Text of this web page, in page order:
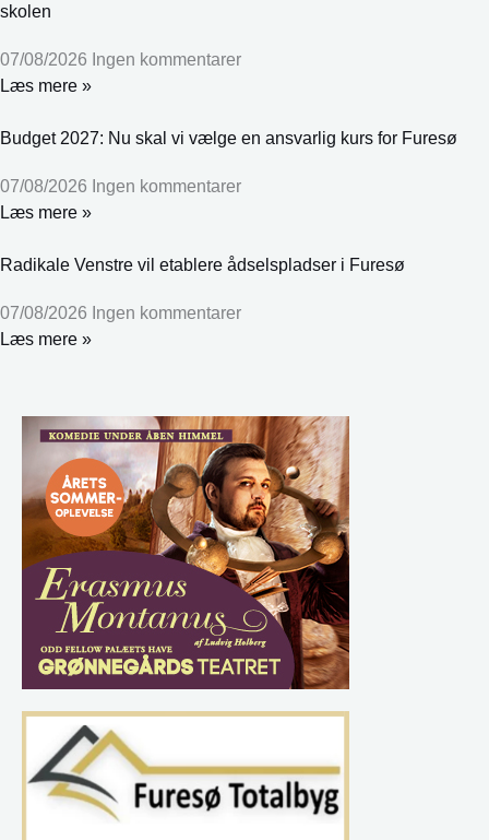
skolen
07/08/2026 Ingen kommentarer
Læs mere »
Budget 2027: Nu skal vi vælge en ansvarlig kurs for Furesø
07/08/2026 Ingen kommentarer
Læs mere »
Radikale Venstre vil etablere ådselspladser i Furesø
07/08/2026 Ingen kommentarer
Læs mere »